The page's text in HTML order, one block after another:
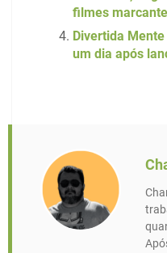
filmes
Divertida
um dia após